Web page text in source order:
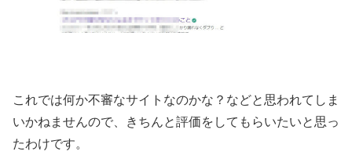
これでは何か不審なサイトなのかな？などと思われてしま
いかねませんので、きちんと評価をしてもらいたいと思っ
たわけです。